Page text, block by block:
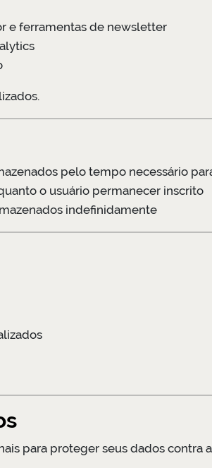
e ferramentas de newsletter
pelo tempo necessário
o usuário permanecer inscrito
indefinidamente
para proteger seus dados contra